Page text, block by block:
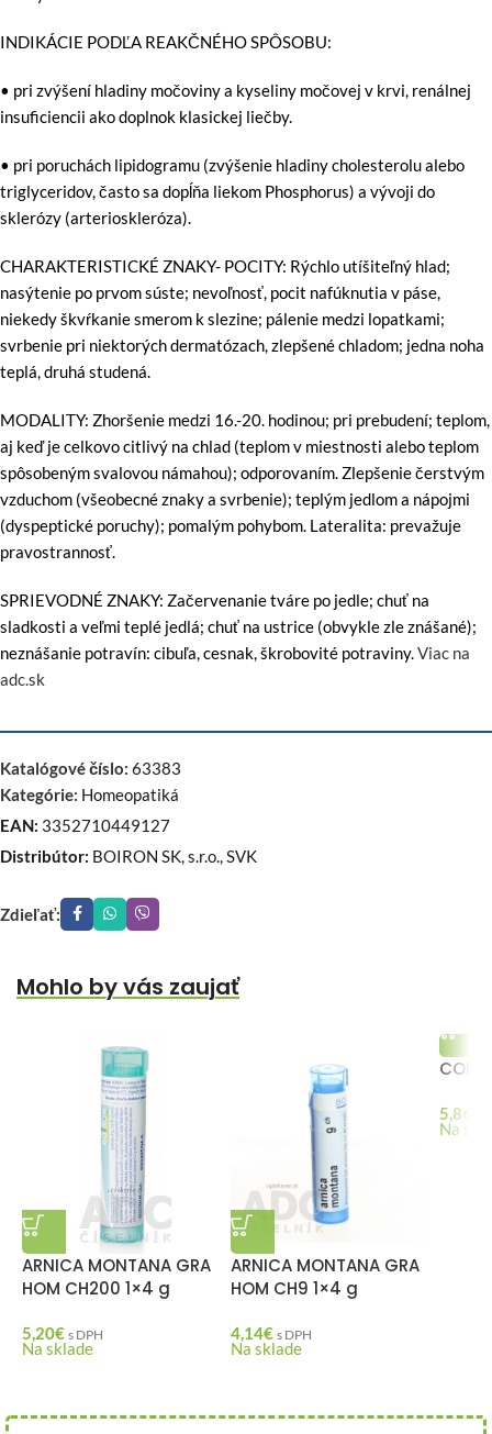
INDIKÁCIE PODĽA REAKČNÉHO SPÔSOBU:
• pri zvýšení hladiny močoviny a kyseliny močovej v krvi, renálnej
insuficiencii ako doplnok klasickej liečby.
• pri poruchách lipidogramu (zvýšenie hladiny cholesterolu alebo
triglyceridov, často sa dopĺňa liekom Phosphorus) a vývoji do
sklerózy (arterioskleróza).
CHARAKTERISTICKÉ ZNAKY- POCITY: Rýchlo utíšiteľný hlad;
nasýtenie po prvom súste; nevoľnosť, pocit nafúknutia v páse,
niekedy škvŕkanie smerom k slezine; pálenie medzi lopatkami;
svrbenie pri niektorých dermatózach, zlepšené chladom; jedna noha
teplá, druhá studená.
MODALITY: Zhoršenie medzi 16.-20. hodinou; pri prebudení; teplom,
aj keď je celkovo citlivý na chlad (teplom v miestnosti alebo teplom
spôsobeným svalovou námahou); odporovaním. Zlepšenie čerstvým
vzduchom (všeobecné znaky a svrbenie); teplým jedlom a nápojmi
(dyspeptické poruchy); pomalým pohybom. Lateralita: prevažuje
pravostrannosť.
SPRIEVODNÉ ZNAKY: Začervenanie tváre po jedle; chuť na
sladkosti a veľmi teplé jedlá; chuť na ustrice (obvykle zle znášané);
neznášanie potravín: cibuľa, cesnak, škrobovité potraviny.Viac na
adc.sk
Katalógové číslo: 63383
Kategórie: Homeopatiká
EAN: 3352710449127
Distribútor: BOIRON SK, s.r.o., SVK
Zdieľať:
Mohlo by vás zaujať
ARNICA MONTANA GRA
HOM CH200 1×4 g
5,20€ s DPH
Na sklade
ARNICA MONTANA GRA
HOM CH9 1×4 g
4,14€ s DPH
Na sklade
5,86
Na